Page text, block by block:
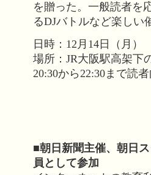
を贈った。一般読者を
るDJバトルなど楽しい
日時：12月14日（月）
場所：JR大阪駅高架下
20:30から22:30まで読
■朝日新聞主催、朝日
員として参加